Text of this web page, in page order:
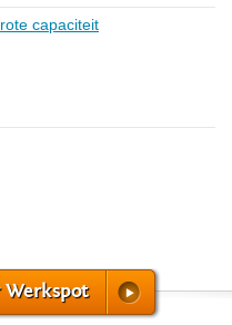
capaciteit
Werkspot